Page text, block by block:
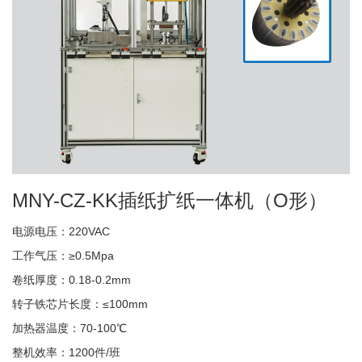
MNY-CZ-KK插纸扩纸一体机（O形）
电源电压：220VAC
工作气压：≥0.5Mpa
卷纸厚度：0.18-0.2mm
转子铁芯片长度：≤100mm
加热器温度：70-100℃
整机效率：1200件/班